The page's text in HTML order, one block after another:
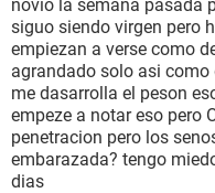
SEXUALIDAD
GLOSARIO
novio la semana pasada
siguo siendo virgen pero
empiezan a verse como
agrandado solo asi
me dasarrolla el peson
empeze a notar eso pero
penetracion pero los
embarazada? tengo
dias